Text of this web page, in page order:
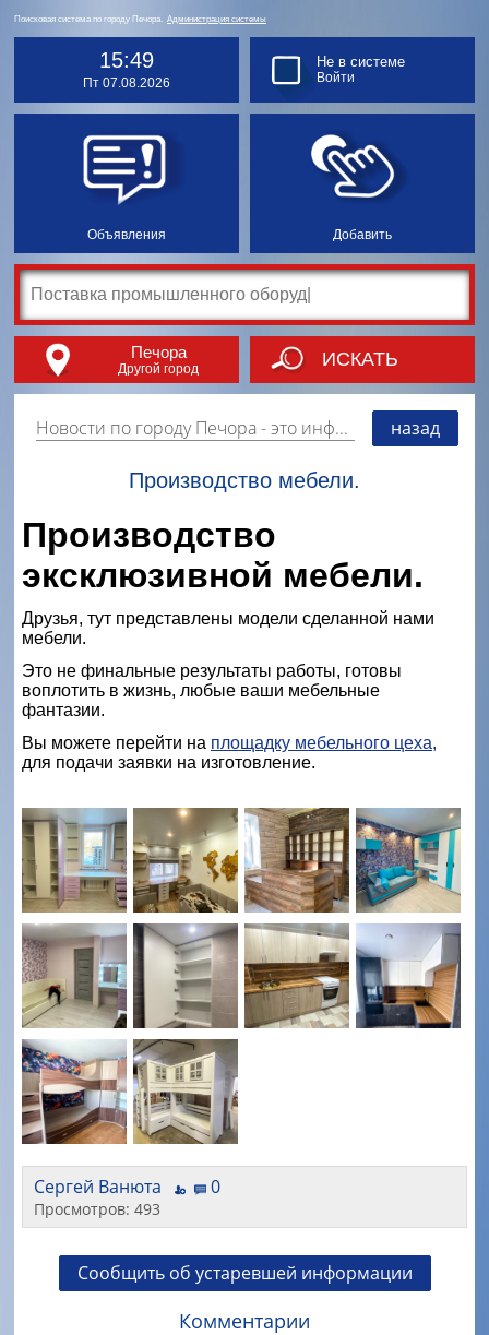
Поисковая система по городу Печора. Администрация системы
15:49
Пт 07.08.2026
Объявления Добавить
Не в системе
Войти
Печора
Другой город ИСКАТЬ
Новости по городу Печора- это информация о событиях, мероприятиях и торгово-коммерческой деятельности города. Страницу наполняют платные и бесплатные объявления, имеющие функцию "поднятия вверх списка". назад
Производство мебели.
Производство
эксклюзивной мебели.
Друзья, тут представлены модели сделанной нами
мебели.
Это не финальные результаты работы, готовы
воплотить в жизнь, любые ваши мебельные
фантазии.
Вы можете перейти на площадку мебельного цеха,
для подачи заявки на изготовление.
Сергей Ванюта 0
Просмотров: 493
Сообщить об устаревшей информации
Комментарии